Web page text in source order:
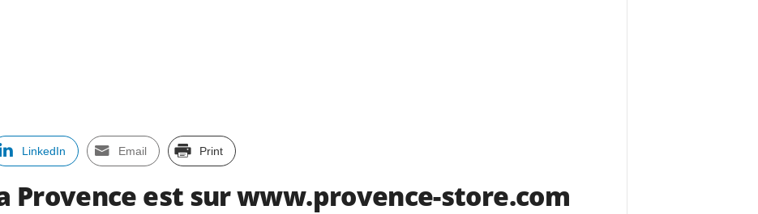
LinkedIn Email Print
Provence est sur www.provence-store.com